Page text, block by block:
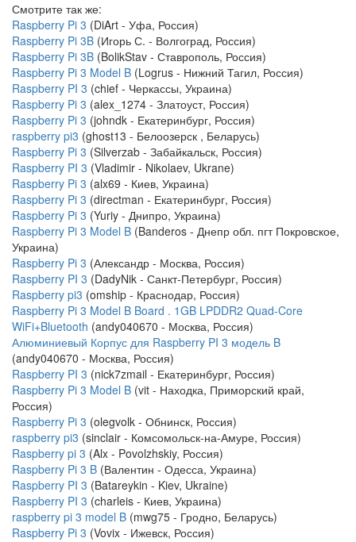
Смотрите так же:
Raspberry Pi 3 (DiArt - Уфа, Россия)
Raspberry Pi 3B (Игорь С. - Волгоград, Россия)
Raspberry Pi 3B (BolikStav - Ставрополь, Россия)
Raspberry Pi 3 Model B (Logrus - Нижний Тагил, Россия)
Raspberry PI 3 (chief - Черкассы, Украина)
Raspberry Pi 3 (alex_1274 - Златоуст, Россия)
Raspberry Pi 3 (johndk - Екатеринбург, Россия)
raspberry pi3 (ghost13 - Белоозерск , Беларусь)
Raspberry Pi 3 (Silverzab - Забайкальск, Россия)
Raspberry PI 3 (Vladimir - Nikolaev, Ukrane)
Raspberry Pi 3 (alx69 - Киев, Украина)
Raspberry Pi 3 (directman - Екатеринбург, Россия)
Raspberry Pi 3 (Yuriy - Днипро, Украина)
Raspberry Pi 3 Model B (Banderos - Днепр обл. пгт Покровское,
Украина)
Raspberry Pi 3 (Александр - Москва, Россия)
Raspberry PI 3 (DadyNik - Санкт-Петербург, Россия)
Raspberry pi3 (omship - Краснодар, Россия)
Raspberry Pi 3 Model B Board . 1GB LPDDR2 Quad-Core
WiFi+Bluetooth (andy040670 - Москва, Россия)
Алюминиевый Корпус для Raspberry PI 3 модель B
(andy040670 - Москва, Россия)
Raspberry PI 3 (nick7zmail - Екатеринбург, Россия)
Raspberry Pi 3 Model B (vit - Находка, Приморский край,
Россия)
Raspberry Pi 3 (olegvolk - Обнинск, Россия)
raspberry pi3 (sinclair - Комсомольск-на-Амуре, Россия)
Raspberry pi 3 (Alx - Povolzhskiy, Россия)
Raspberry Pi 3 B (Валентин - Одесса, Украина)
Raspberry PI 3 (Batareykin - Kiev, Ukraine)
Raspberry PI 3 (charleis - Киев, Украина)
raspberry pi 3 model B (mwg75 - Гродно, Беларусь)
Raspberry Pi 3 (Vovix - Ижевск, Россия)